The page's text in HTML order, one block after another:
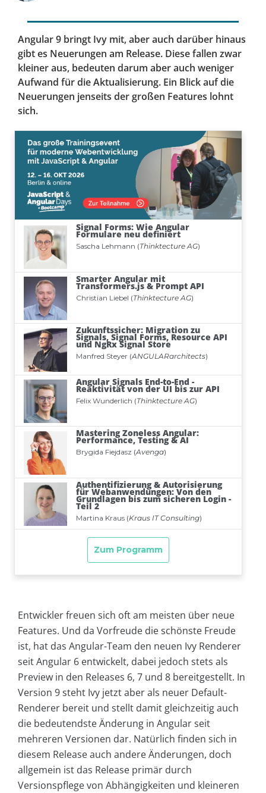
Angular 9 bringt Ivy mit, aber auch darüber hinaus
gibt es Neuerungen am Release. Diese fallen zwar
kleiner aus, bedeuten darum aber auch weniger
Aufwand für die Aktualisierung. Ein Blick auf die
Neuerungen jenseits der großen Features lohnt
sich.
Entwickler freuen sich oft am meisten über neue
Features. Und da Vorfreude die schönste Freude
ist, hat das Angular-Team den neuen Ivy Renderer
seit Angular 6 entwickelt, dabei jedoch stets als
Preview in den Releases 6, 7 und 8 bereitgestellt. In
Version 9 steht Ivy jetzt aber als neuer Default-
Renderer bereit und stellt damit gleichzeitig auch
die bedeutendste Änderung in Angular seit
mehreren Versionen dar. Natürlich finden sich in
diesem Release auch andere Änderungen, doch
allgemein ist das Release primär durch
Versionspflege von Abhängigkeiten und kleineren